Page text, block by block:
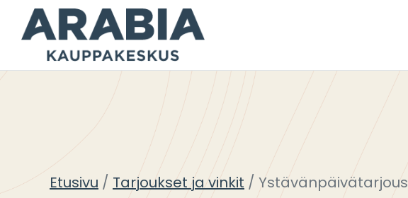
Siirry
sisältöön
Etusivu Tarjoukset ja vinkit Ystävänpäivätarjous